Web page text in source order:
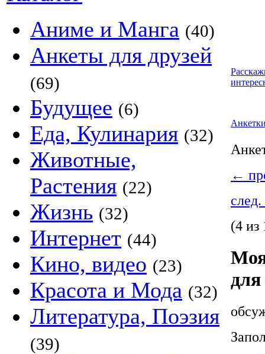
Аниме и Манга (40)
Анкеты для друзей
(69)
Будущее (6)
Еда, Кулинария (32)
Животные,
Растения (22)
Жизнь (32)
Интернет (44)
Кино, видео (23)
Красота и Мода (32)
Литература, Поэзия
(39)
←
(4 из
для